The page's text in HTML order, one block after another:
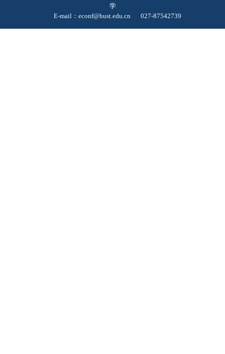
学
E-mail：econf@hust.edu.cn
027-87542739